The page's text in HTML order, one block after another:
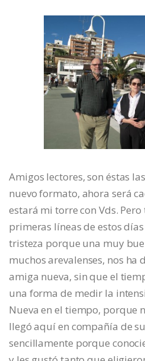
Amigos lectores, son éstas
nuevo formato, ahora será
estará mi torre con Vds.
primeras líneas de estos
tristeza porque una muy
muchos arevalenses, nos ha
amiga nueva, sin que el
una forma de medir la
Nueva en el tiempo, porque
llegó aquí en compañía de
sencillamente porque